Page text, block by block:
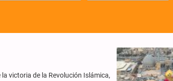
victoria de la Revolución Islámica,